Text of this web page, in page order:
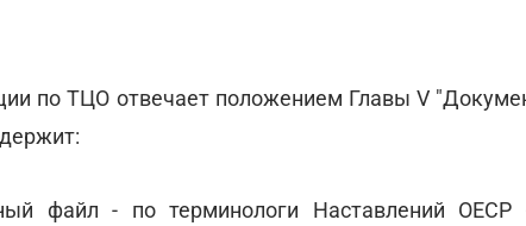
по ТЦО отвечает положением Главы V
файл - по терминологи Наставлений ОЕСР